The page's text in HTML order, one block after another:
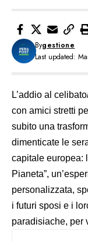
Last updated:
Bygestione
L’addio al
con amici stretti
subito una
dimenticate le
capitale europea:
Pianeta”,
personalizzata,
i futuri sposi e i
paradisiache, per